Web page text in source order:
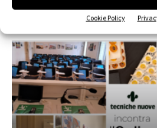
Cookie Policy